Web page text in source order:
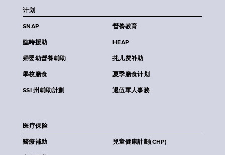
计划
SNAP 營養教育
臨時援助 HEAP
婦嬰幼營養輔助 扥儿费补助
學校膳食 夏季膳食计划
SSI 州輔助計劃 退伍軍人事務
医疗保险
醫療補助 兒童健康計劃(CHP)